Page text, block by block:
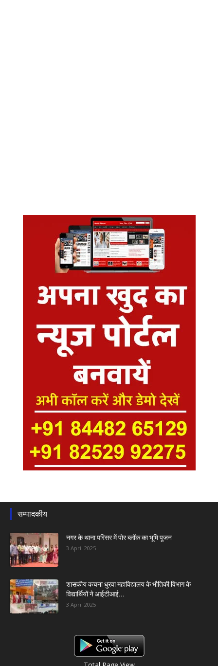
सम्पादकीय
नगर के थाना परिसर में पोर ब्लॉक का भूमि पूजन
3 April 2025
शासकीय कचना धुरवा महाविद्यालय के भौतिकी विभाग के
विद्यार्थियों ने आईटीआई...
3 April 2025